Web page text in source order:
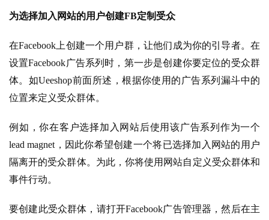
为选择加入网站的用户创建FB定制受众
在Facebook上创建一个用户群，让他们成为你的引导者。在
设置Facebook广告系列时，第一步是创建你要定位的受众群
体。如Ueeshop前面所述，根据你使用的广告系列漏斗中的
位置来定义受众群体。
例如，你在客户选择加入网站后使用该广告系列作为一个
lead magnet，因此你希望创建一个将已选择加入网站的用户
隔离开的受众群体。为此，你将使用网站自定义受众群体和
事件行动。
要创建此受众群体，请打开Facebook广告管理器，然后在主